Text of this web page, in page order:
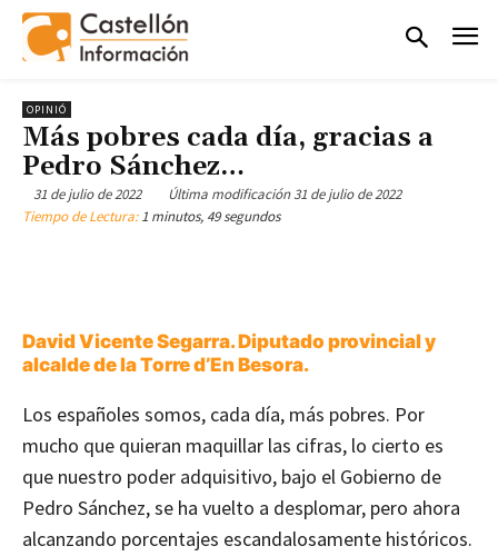
OPINIÓ
Más pobres cada día, gracias a
Pedro Sánchez…
31 de julio de 2022 Última modificación 31 de julio de 2022
Tiempo de Lectura:1 minutos, 49 segundos
David Vicente Segarra. Diputado provincial y
alcalde de la Torre d’En Besora.
Los españoles somos, cada día, más pobres. Por
mucho que quieran maquillar las cifras, lo cierto es
que nuestro poder adquisitivo, bajo el Gobierno de
Pedro Sánchez, se ha vuelto a desplomar, pero ahora
alcanzando porcentajes escandalosamente históricos.